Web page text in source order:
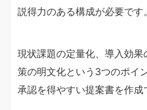
説得力のある構成が必要です。
現状課題の定量化、導入効
策の明文化という3つのポイ
承認を得やすい提案書を作成